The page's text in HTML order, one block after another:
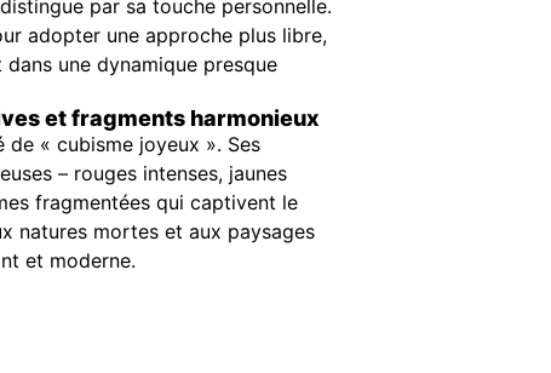
par sa touche personnelle.
adopter une approche plus libre,
une dynamique presque
et fragments harmonieux
« cubisme joyeux ». Ses
– rouges intenses, jaunes
fragmentées qui captivent le
natures mortes et aux paysages
et moderne.